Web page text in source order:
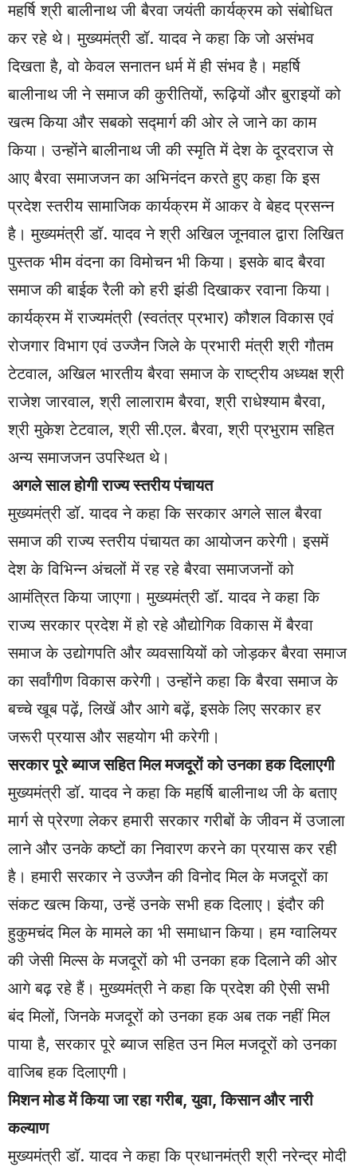
महर्षि श्री बालीनाथ जी बैरवा जयंती कार्यक्रम को संबोधित
कर रहे थे। मुख्यमंत्री डॉ. यादव ने कहा कि जो असंभव
दिखता है, वो केवल सनातन धर्म में ही संभव है। महर्षि
बालीनाथ जी ने समाज की कुरीतियों, रूढ़ियों और बुराइयों को
खत्म किया और सबको सद्मार्ग की ओर ले जाने का काम
किया। उन्होंने बालीनाथ जी की स्मृति में देश के दूरदराज से
आए बैरवा समाजजन का अभिनंदन करते हुए कहा कि इस
प्रदेश स्तरीय सामाजिक कार्यक्रम में आकर वे बेहद प्रसन्न
है। मुख्यमंत्री डॉ. यादव ने श्री अखिल जूनवाल द्वारा लिखित
पुस्तक भीम वंदना का विमोचन भी किया। इसके बाद बैरवा
समाज की बाईक रैली को हरी झंडी दिखाकर रवाना किया।
कार्यक्रम में राज्यमंत्री (स्वतंत्र प्रभार) कौशल विकास एवं
रोजगार विभाग एवं उज्जैन जिले के प्रभारी मंत्री श्री गौतम
टेटवाल, अखिल भारतीय बैरवा समाज के राष्ट्रीय अध्यक्ष श्री
राजेश जारवाल, श्री लालाराम बैरवा, श्री राधेश्याम बैरवा,
श्री मुकेश टेटवाल, श्री सी.एल. बैरवा, श्री प्रभुराम सहित
अन्य समाजजन उपस्थित थे।
अगले साल होगी राज्य स्तरीय पंचायत
मुख्यमंत्री डॉ. यादव ने कहा कि सरकार अगले साल बैरवा
समाज की राज्य स्तरीय पंचायत का आयोजन करेगी। इसमें
देश के विभिन्न अंचलों में रह रहे बैरवा समाजजनों को
आमंत्रित किया जाएगा। मुख्यमंत्री डॉ. यादव ने कहा कि
राज्य सरकार प्रदेश में हो रहे औद्योगिक विकास में बैरवा
समाज के उद्योगपति और व्यवसायियों को जोड़कर बैरवा समाज
का सर्वांगीण विकास करेगी। उन्होंने कहा कि बैरवा समाज के
बच्चे खूब पढ़ें, लिखें और आगे बढ़ें, इसके लिए सरकार हर
जरूरी प्रयास और सहयोग भी करेगी।
सरकार पूरे ब्याज सहित मिल मजदूरों को उनका हक दिलाएगी
मुख्यमंत्री डॉ. यादव ने कहा कि महर्षि बालीनाथ जी के बताए
मार्ग से प्रेरणा लेकर हमारी सरकार गरीबों के जीवन में उजाला
लाने और उनके कष्टों का निवारण करने का प्रयास कर रही
है। हमारी सरकार ने उज्जैन की विनोद मिल के मजदूरों का
संकट खत्म किया, उन्हें उनके सभी हक दिलाए। इंदौर की
हुकुमचंद मिल के मामले का भी समाधान किया। हम ग्वालियर
की जेसी मिल्स के मजदूरों को भी उनका हक दिलाने की ओर
आगे बढ़ रहे हैं। मुख्यमंत्री ने कहा कि प्रदेश की ऐसी सभी
बंद मिलों, जिनके मजदूरों को उनका हक अब तक नहीं मिल
पाया है, सरकार पूरे ब्याज सहित उन मिल मजदूरों को उनका
वाजिब हक दिलाएगी।
मिशन मोड में किया जा रहा गरीब, युवा, किसान और नारी
कल्याण
मुख्यमंत्री डॉ. यादव ने कहा कि प्रधानमंत्री श्री नरेन्द्र मोदी